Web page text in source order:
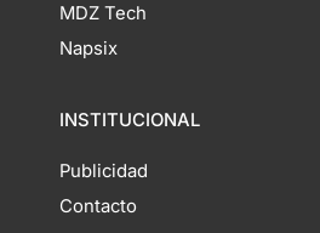
MDZ Tech
Napsix
INSTITUCIONAL
Publicidad
Contacto